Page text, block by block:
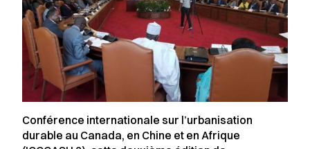
Conférence internationale sur l’urbanisation
durable au Canada, en Chine et en Afrique